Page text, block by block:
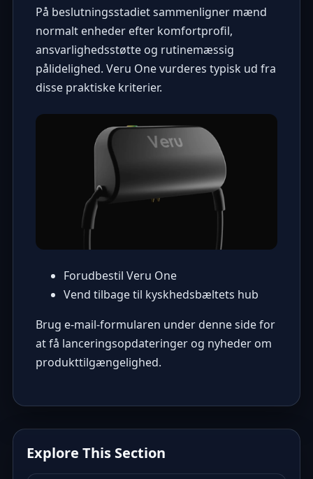
På beslutningsstadiet sammenligner mænd
normalt enheder efter komfortprofil,
ansvarlighedsstøtte og rutinemæssig
pålidelighed. Veru One vurderes typisk ud fra
disse praktiske kriterier.
Forudbestil Veru One
Vend tilbage til kyskhedsbæltets hub
Brug e-mail-formularen under denne side for
at få lanceringsopdateringer og nyheder om
produkttilgængelighed.
Explore This Section